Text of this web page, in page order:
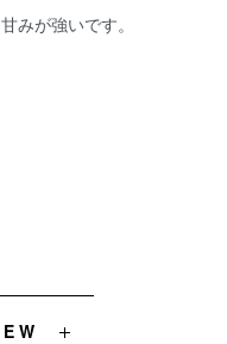
みが強いです。